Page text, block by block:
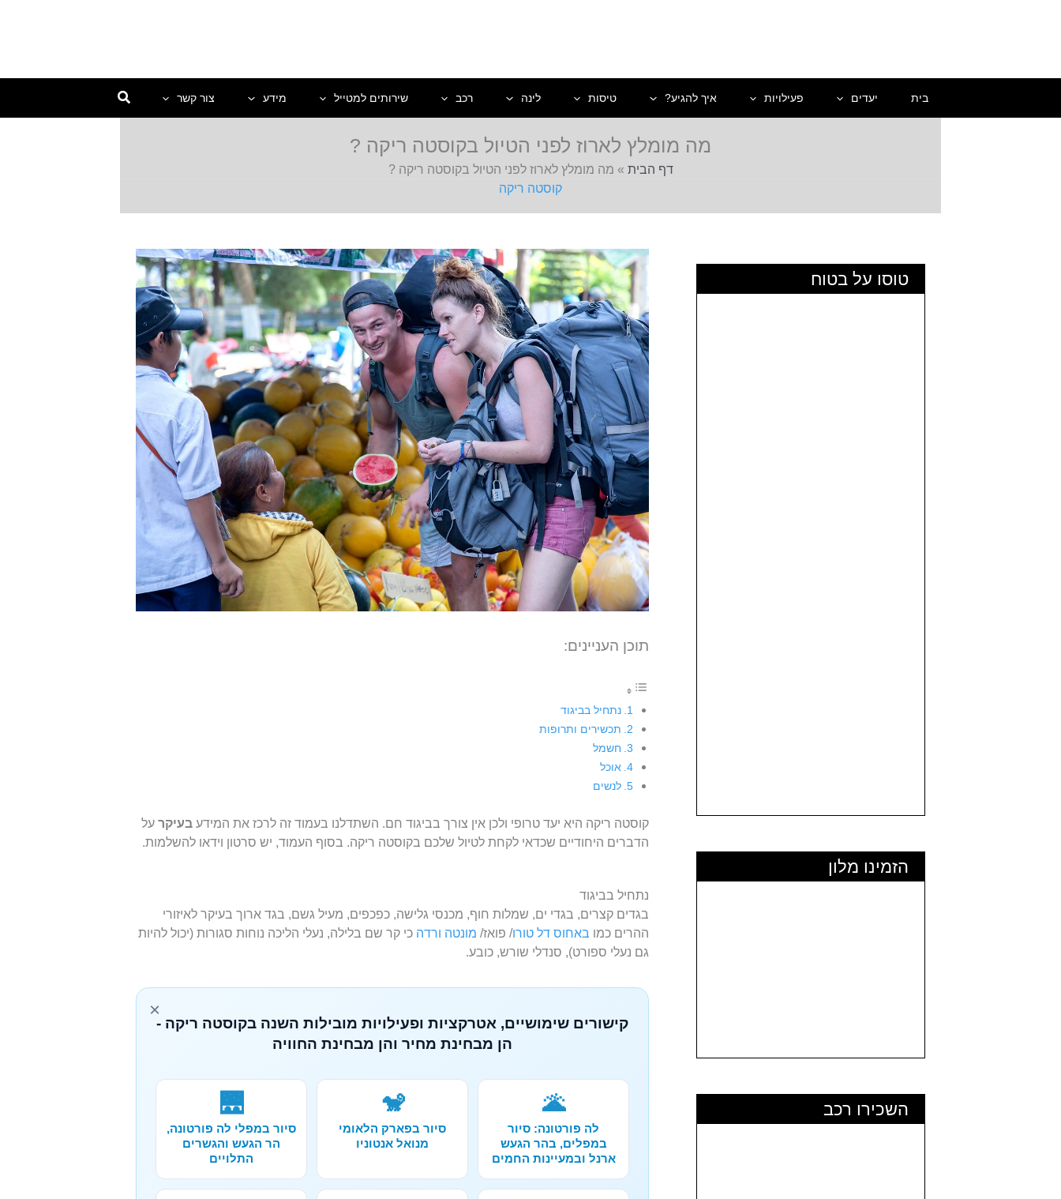
בית יעדים פעילויות איך להגיע? טיסות לינה רכב שירותים למטייל מידע צור קשר
מה מומלץ לארוז לפני הטיול בקוסטה ריקה ?
דף הבית » מה מומלץ לארוז לפני הטיול בקוסטה ריקה ?
קוסטה ריקה
טוסו על בטוח
הזמינו מלון
השכירו רכב
תוכן העניינים:
נתחיל בביגוד
תכשירים ותרופות
חשמל
אוכל
לנשים
קוסטה ריקה היא יעד טרופי ולכן אין צורך בביגוד חם. השתדלנו בעמוד זה לרכז את המידע בעיקר על
הדברים היחודיים שכדאי לקחת לטיול שלכם בקוסטה ריקה. בסוף העמוד, יש סרטון וידאו להשלמות.
נתחיל בביגוד
בגדים קצרים, בגדי ים, שמלות חוף, מכנסי גלישה, כפכפים, מעיל גשם, בגד ארוך בעיקר לאיזורי
ההרים כמו באחוס דל טורו/ פואז/ מונטה ורדה כי קר שם בלילה, נעלי הליכה נוחות סגורות (יכול להיות
גם נעלי ספורט), סנדלי שורש, כובע.
×
קישורים שימושיים, אטרקציות ופעילויות מובילות השנה בקוסטה ריקה -
הן מבחינת מחיר והן מבחינת החוויה
🌋
לה פורטונה: סיור
במפלים, בהר הגעש
ארנל ובמעיינות החמים
🐒
סיור בפארק הלאומי
מנואל אנטוניו
🌉
סיור במפלי לה פורטונה,
הר הגעש והגשרים
התלויים